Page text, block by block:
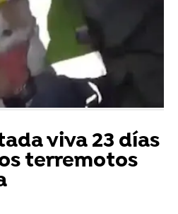
viva 23 días
terremotos